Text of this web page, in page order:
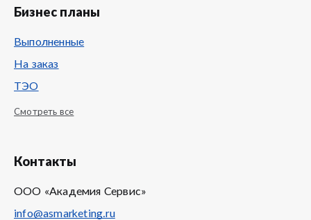
Бизнес планы
Выполненные
На заказ
ТЭО
Смотреть все
Контакты
ООО «Академия Сервис»
info@asmarketing.ru